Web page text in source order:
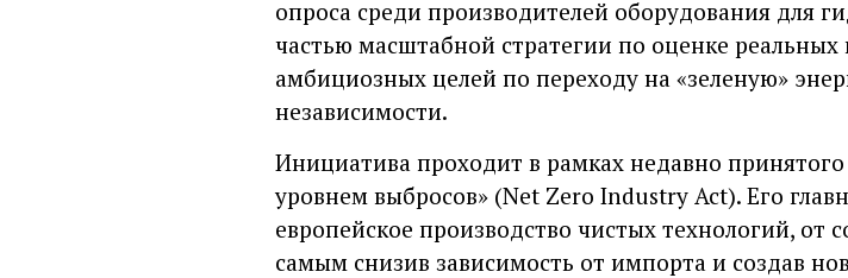
опроса среди производителей оборудования для
частью масштабной стратегии по оценке
амбициозных целей по переходу на «зеленую»
независимости.
Инициатива проходит в рамках недавно
уровнем выбросов» (Net Zero Industry Act). Его
европейское производство чистых технологий,
самым снизив зависимость от импорта и создав